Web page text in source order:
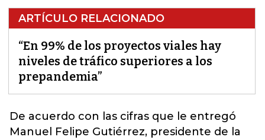
ARTÍCULO RELACIONADO
“En 99% de los proyectos viales hay
niveles de tráfico superiores a los
prepandemia”
De acuerdo con las cifras que le entregó
Manuel Felipe Gutiérrez, presidente de la